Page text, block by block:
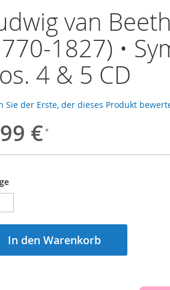
van
1827) •
4 & 5 CD
Sie der Erste, der dieses Produkt
€
In den Warenkorb